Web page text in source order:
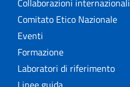
Collaborazioni internazionali
Comitato Etico Nazionale
Eventi
Formazione
Laboratori di riferimento